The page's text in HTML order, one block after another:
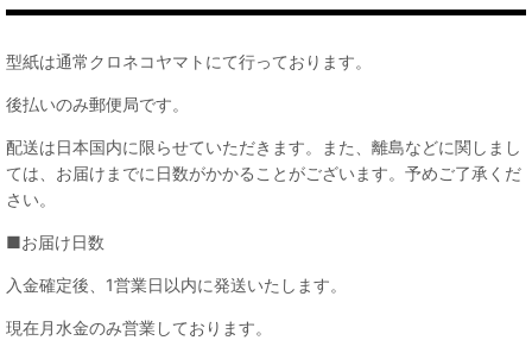
型紙は通常クロネコヤマトにて行っております。
後払いのみ郵便局です。
配送は日本国内に限らせていただきます。また、離島などに関しまし
ては、お届けまでに日数がかかることがございます。予めご了承くだ
さい。
■お届け日数
入金確定後、1営業日以内に発送いたします。
現在月水金のみ営業しております。